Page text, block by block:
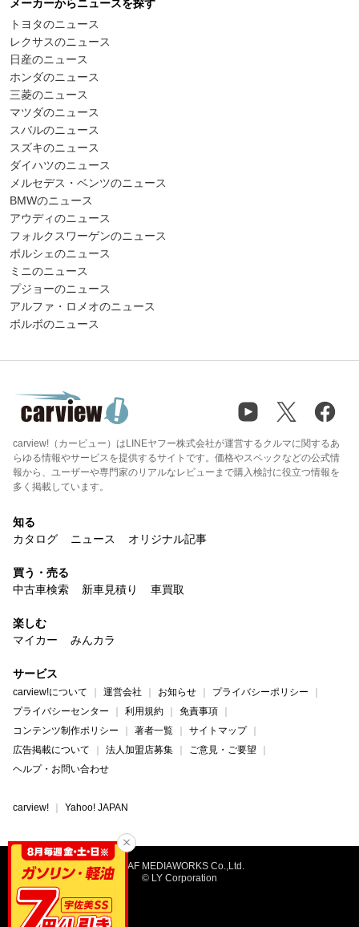
メーカーからニュースを探す
トヨタのニュース
レクサスのニュース
日産のニュース
ホンダのニュース
三菱のニュース
マツダのニュース
スバルのニュース
スズキのニュース
ダイハツのニュース
メルセデス・ベンツのニュース
BMWのニュース
アウディのニュース
フォルクスワーゲンのニュース
ポルシェのニュース
ミニのニュース
プジョーのニュース
アルファ・ロメオのニュース
ボルボのニュース
carview!（カービュー）はLINEヤフー株式会社が運営するクルマに関するあ
らゆる情報やサービスを提供するサイトです。価格やスペックなどの公式情
報から、ユーザーや専門家のリアルなレビューまで購入検討に役立つ情報を
多く掲載しています。
知る
カタログ
ニュース オリジナル記事
買う・売る
中古車検索
新車見積り 車買取
楽しむ
マイカー
みんカラ
サービス
carview!について 運営会社 お知らせ
プライバシーポリシー
プライバシーセンター
利用規約
免責事項
コンテンツ制作ポリシー
著者一覧
サイトマップ
広告掲載について
法人加盟店募集
ご意見・ご要望
ヘルプ・お問い合わせ
carview! Yahoo! JAPAN
©JAF MEDIAWORKS Co.,Ltd.
© LY Corporation